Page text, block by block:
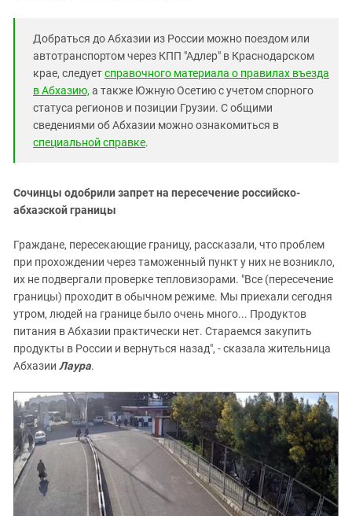
Добраться до Абхазии из России можно поездом или
автотранспортом через КПП "Адлер" в Краснодарском
крае, следуетсправочного материала о правилах въезда
в Абхазию, а также Южную Осетию с учетом спорного
статуса регионов и позиции Грузии. С общими
сведениями об Абхазии можно ознакомиться в
специальной справке.
Сочинцы одобрили запрет на пересечение российско-
абхазской границы
Граждане, пересекающие границу, рассказали, что проблем
при прохождении через таможенный пункт у них не возникло,
их не подвергали проверке тепловизорами. "Все (пересечение
границы) проходит в обычном режиме. Мы приехали сегодня
утром, людей на границе было очень много... Продуктов
питания в Абхазии практически нет. Стараемся закупить
продукты в России и вернуться назад", - сказала жительница
Абхазии Лаура.